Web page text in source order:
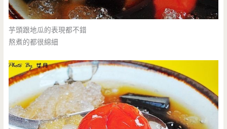
芋頭跟地瓜的表現都不錯
熬煮的都很綿細